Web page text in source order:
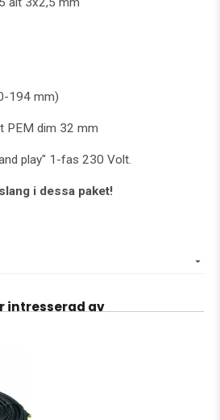
194 mm)
PEM dim 32 mm
play" 1-fas 230 Volt.
i dessa paket!
intresserad av